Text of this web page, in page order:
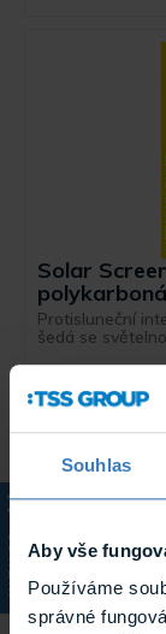
Souhlas
Aby vše
Používáme
správné
KATALOG
Solar
Protisluneční
šedá se